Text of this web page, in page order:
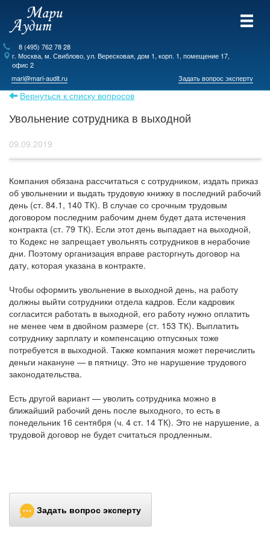
8 (495) 762 78 28
г. Москва, м. Свиблово,ул. Вересковая, дом 1, корп. 1, помещение 17,
офис 2
mari@mari-audit.ru
Задать вопрос эксперту
Вернуться к списку вопросов
Увольнение сотрудника в выходной
09.09.2019
Компания обязана рассчитаться с сотрудником, издать приказ
об увольнении и выдать трудовую книжку в последний рабочий
день (ст. 84.1, 140 ТК). В случае со срочным трудовым
договором последним рабочим днем будет дата истечения
контракта (ст. 79 ТК). Если этот день выпадает на выходной,
то Кодекс не запрещает увольнять сотрудников в нерабочие
дни. Поэтому организация вправе расторгнуть договор на
дату, которая указана в контракте.
Чтобы оформить увольнение в выходной день, на работу
должны выйти сотрудники отдела кадров. Если кадровик
согласится работать в выходной, его работу нужно оплатить
не менее чем в двойном размере (ст. 153 ТК). Выплатить
сотруднику зарплату и компенсацию отпускных тоже
потребуется в выходной. Также компания может перечислить
деньги накануне — в пятницу. Это не нарушение трудового
законодательства.
Есть другой вариант — уволить сотрудника можно в
ближайший рабочий день после выходного, то есть в
понедельник 16 сентября (ч. 4 ст. 14 ТК). Это не нарушение, а
трудовой договор не будет считаться продленным.
Задать вопрос эксперту